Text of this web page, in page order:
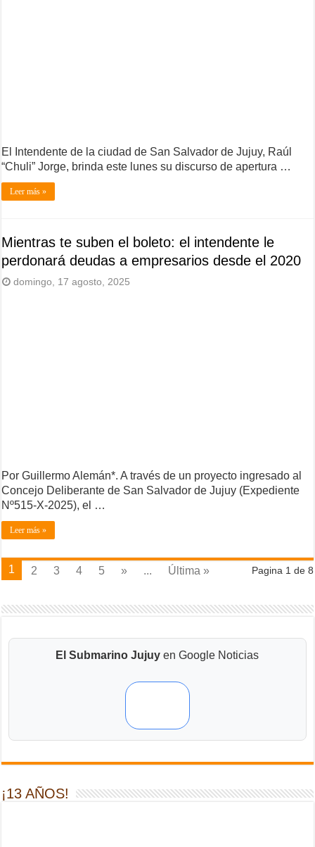
El Intendente de la ciudad de San Salvador de Jujuy, Raúl
“Chuli” Jorge, brinda este lunes su discurso de apertura …
Leer más »
Mientras te suben el boleto: el intendente le
perdonará deudas a empresarios desde el 2020
domingo, 17 agosto, 2025
Por Guillermo Alemán*. A través de un proyecto ingresado al
Concejo Deliberante de San Salvador de Jujuy (Expediente
Nº515-X-2025), el …
Leer más »
Pagina 1 de 8
1 2 3 4 5 » ... Última »
El Submarino Jujuy en Google Noticias
¡13 AÑOS!